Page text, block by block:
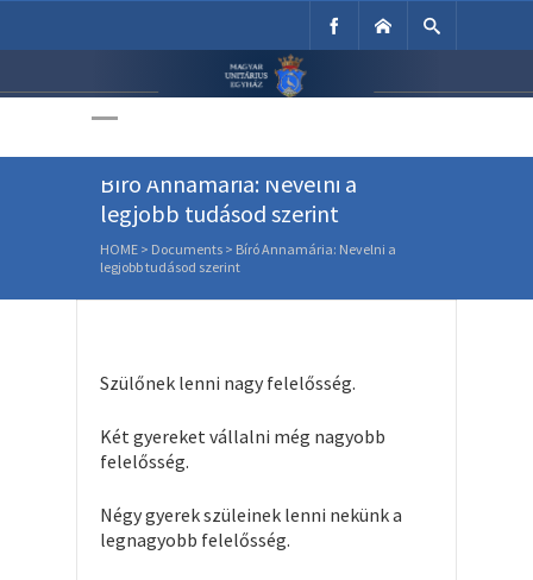
Unitárius Egyház
Bíró Annamária: Nevelni a
legjobb tudásod szerint
HOME > Documents > Bíró Annamária: Nevelni a
legjobb tudásod szerint
Szülőnek lenni nagy felelősség.
Két gyereket vállalni még nagyobb
felelősség.
Négy gyerek szüleinek lenni nekünk a
legnagyobb felelősség.